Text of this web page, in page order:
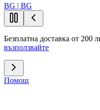
BG | BG
Безплатна доставка от 200
възползвайте
Помощ